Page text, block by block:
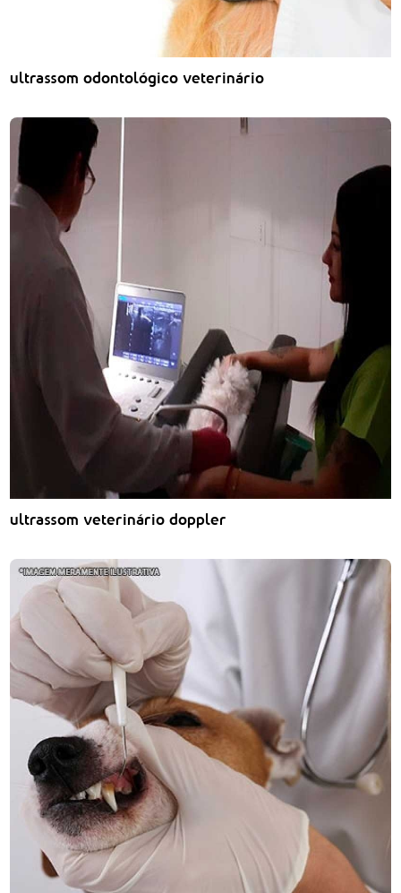
ultrassom odontológico veterinário
ultrassom veterinário doppler